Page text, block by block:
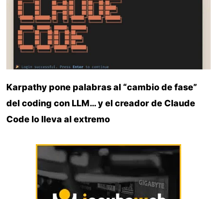
Karpathy pone palabras al “cambio de fase”
del coding con LLM… y el creador de Claude
Code lo lleva al extremo